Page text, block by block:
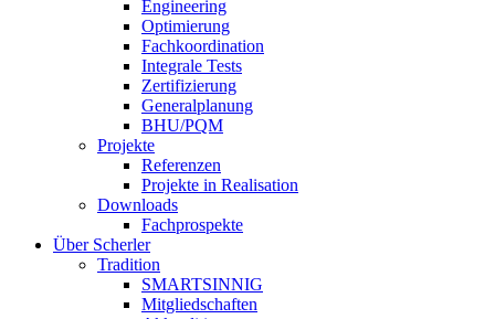
Engineering
Optimierung
Fachkoordination
Integrale Tests
Zertifizierung
Generalplanung
BHU/PQM
Projekte
Referenzen
Projekte in Realisation
Downloads
Fachprospekte
Über Scherler
Tradition
SMARTSINNIG
Mitgliedschaften